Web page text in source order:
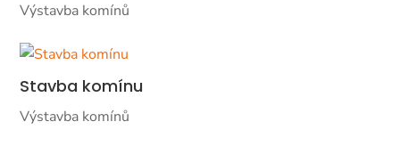
Výstavba komínů
Stavba komínu
Výstavba komínů